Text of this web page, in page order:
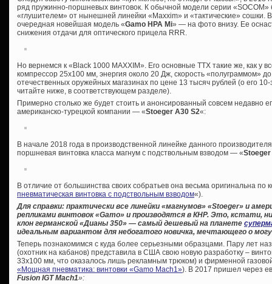
ряд пружинно-поршневых винтовок. К обычной модели серии «SOCOM»
«глушителем» от нынешней линейки «Maxxim» и «тактические» сошки.
очередная новейшая модель «Gamo HPA Mi» — на фото внизу. Ее
снижения отдачи для оптического прицела RRR.
Но вернемся к «Black 1000 MAXXIM». Его основные ТТХ такие же, как у
компрессор 25х100 мм, энергия около 20 Дж, скорость «полуграммом»
отечественных оружейных магазинах по цене 13 тысяч рублей (о его
читайте ниже, в соответствующем разделе).
Примерно столько же будет стоить и анонсированный совсем недавно
американско-турецкой компании — «Stoeger A30 S2«:
В начале 2018 года в производственной линейке данного
поршневая винтовка класса магнум с подствольным взводом — «Stoeger
В отличие от большинства своих собратьев она весьма оригинальна по
пневматическая винтовка с подствольным взводом«).
Для справки: практически все линейки «магнумов» «Stoeger» и
репликами винтовок «Gamo» и производятся в КНР. Это, кстати,
клон германской «Дианы 350» — самый дешевый на планете
идеальным вариантом для небогатого новичка, мечтающего о
Теперь познакомимся с куда более серьезными образцами. Пару лет
(охотник на кабанов) представила в США свою новую разработку –
33х100 мм, что оказалось лишь рекламным трюком) и фирменной
«Мощная пневматика: винтовки «Gamo Maсh1»). В 2017 пришел через
Fusion IGT Mach1»: